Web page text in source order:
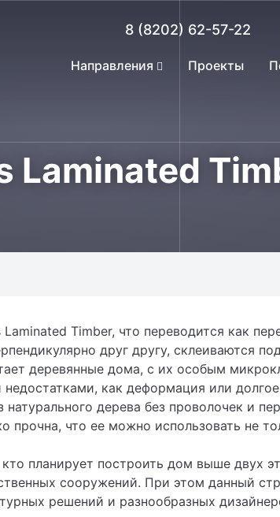
8 (8202) 62-57-22
Направления Проекты
Laminated
Timber, что переводится как
друг другу, склеиваются
деревянные дома, с их особым
как деформация или
дерева без проволочек и
прочна, что ее можно использовать не
планирует построить дом выше двух
сооружений. При этом данный
решений и разнообразных